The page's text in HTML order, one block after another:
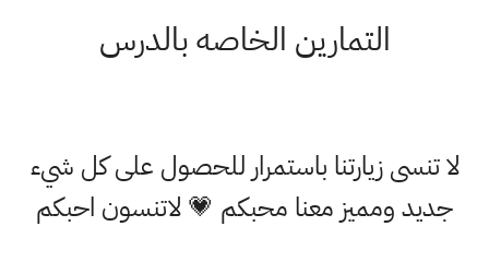
التمارين الخاصه بالدرس
لا تنسى زيارتنا باستمرار للحصول على كل شيء
جديد ومميز معنا محبكم 💗 لاتنسون احبكم